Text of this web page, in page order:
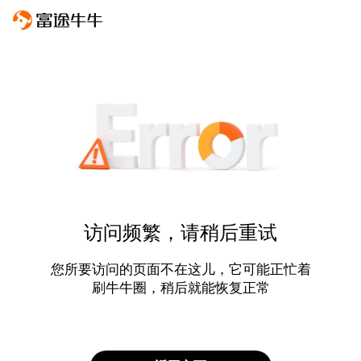
访问频繁，请稍后重试
您所要访问的页面不在这儿，它可能正忙着
刷牛牛圈，稍后就能恢复正常